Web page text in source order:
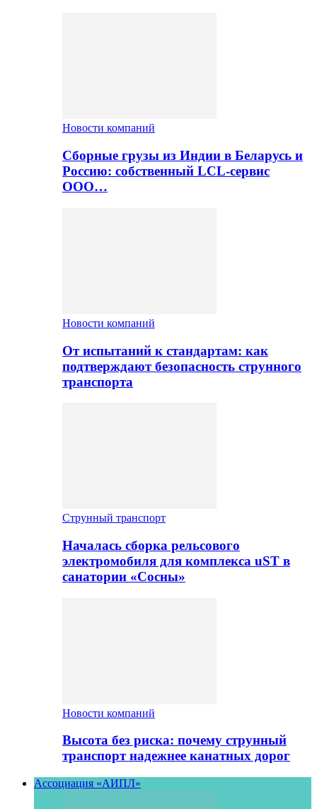
Новости компаний
Сборные грузы из Индии в Беларусь и
Россию: собственный LCL-сервис
ООО…
Новости компаний
От испытаний к стандартам: как
подтверждают безопасность струнного
транспорта
Струнный транспорт
Началась сборка рельсового
электромобиля для комплекса uST в
санатории «Сосны»
Новости компаний
Высота без риска: почему струнный
транспорт надежнее канатных дорог
Ассоциация «АИПЛ»